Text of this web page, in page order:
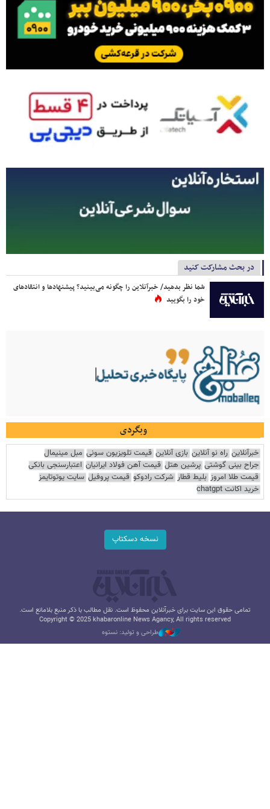
در بحث مشارکت کنید
شما نظر بدهید/ خبرآنلاین را چگونه می‌بینید؟ پیشنهادها و انتقادهای
خود را بگویید
وبگردی
خبرآنلاین راه نو آنلاین بازی آنلاین قیمت تلویزیون سونی مبل مینیمال
جراح بینی گوشتی پرشین هتل قیمت آهن فولاد ایرانیان اعتبارسنجی بانکی
قیمت طلا امروز بلیط قطار شرکت رادوکو قیمت پروفیل سایت یوتوتایمز
خرید اکانت chatgpt
نسخه دسکتاپ
تمامی حقوق این سایت برای خبرآنلاین محفوظ است. نقل مطالب با ذکر منبع بلامانع است.
Copyright © 2025 khabaronline News Agancy, All rights reserved
طراحی و تولید: نستوه